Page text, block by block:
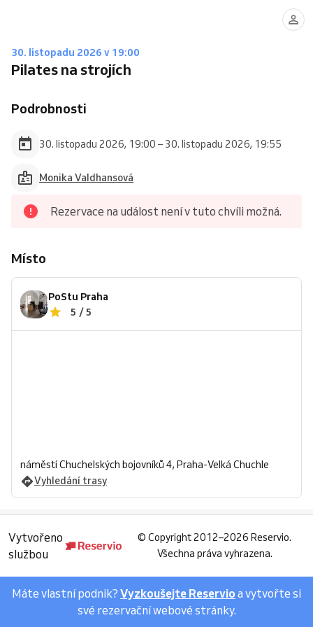
30. listopadu 2026 v 19:00
Pilates na strojích
Podrobnosti
30. listopadu 2026, 19:00 – 30. listopadu 2026, 19:55
Monika Valdhansová
Rezervace na událost není v tuto chvíli možná.
Místo
PoStu Praha
5 / 5
náměstí Chuchelských bojovníků 4, Praha-Velká Chuchle
Vyhledání trasy
Vytvořeno
službou
© Copyright 2012–2026 Reservio.
Všechna práva vyhrazena.
Máte vlastní podnik? Vyzkoušejte Reservio a vytvořte si
své rezervační webové stránky.